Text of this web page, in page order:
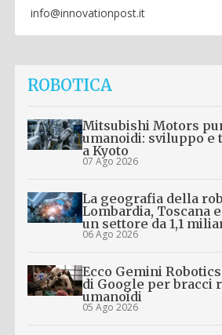
info@innovationpost.it
ROBOTICA
Mitsubishi Motors
umanoidi: sviluppo e
a Kyoto
07 Ago 2026
La geografia della
Lombardia, Toscana
un settore da 1,1
06 Ago 2026
Ecco Gemini
di Google per bracci
umanoidi
05 Ago 2026